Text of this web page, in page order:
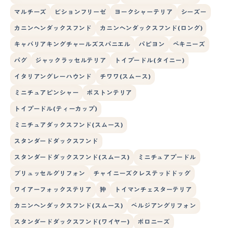
マルチーズ ビションフリーゼ ヨークシャーテリア シーズー
カニンヘンダックスフンド カニンヘンダックスフンド(ロング)
キャバリアキングチャールズスパニエル パピヨン ペキニーズ
パグ ジャックラッセルテリア トイプードル(タイニー)
イタリアングレーハウンド チワワ(スムース)
ミニチュアピンシャー ボストンテリア
トイプードル(ティーカップ)
ミニチュアダックスフンド(スムース)
スタンダードダックスフンド
スタンダードダックスフンド(スムース) ミニチュアプードル
ブリュッセルグリフォン チャイニーズクレステッドドッグ
ワイアーフォックステリア 狆 トイマンチェスターテリア
カニンヘンダックスフンド(スムース) ベルジアングリフォン
スタンダードダックスフンド(ワイヤー) ボロニーズ